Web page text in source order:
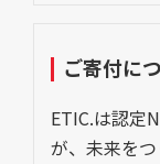
ご寄付に
ETIC.は認定
が、未来をつ